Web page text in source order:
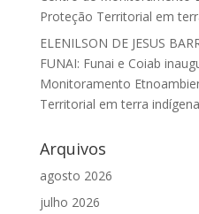
Proteção Territorial em
ELENILSON DE JESUS
FUNAI: Funai e Coiab
Monitoramento
Territorial em terra
Arquivos
agosto 2026
julho 2026